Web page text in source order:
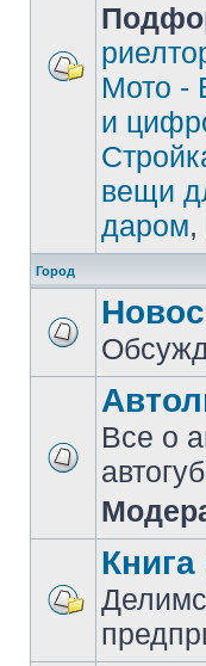
Мото -
и
вещи
даром,
Город
Все о